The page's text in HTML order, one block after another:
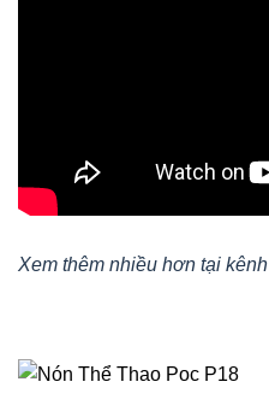
Xem thêm nhiều hơn tại kênh